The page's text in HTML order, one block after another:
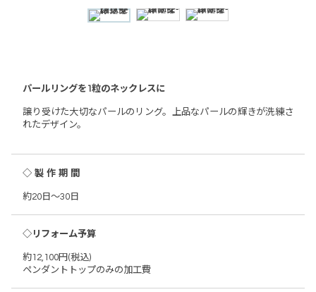
パールリングを1粒のネックレスに
譲り受けた大切なパールのリング。上品なパールの輝きが洗練さ
れたデザイン。
◇製作期間
約20日～30日
◇リフォーム予算
約12,100円(税込)
ペンダントトップのみの加工費